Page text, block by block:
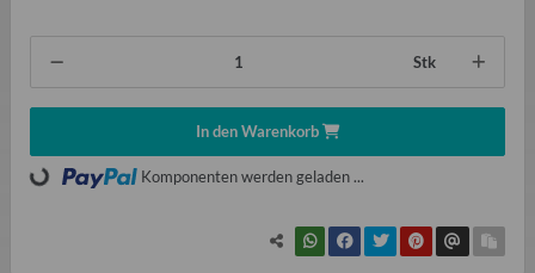
Stk
In den Warenkorb
Komponenten werden geladen ...